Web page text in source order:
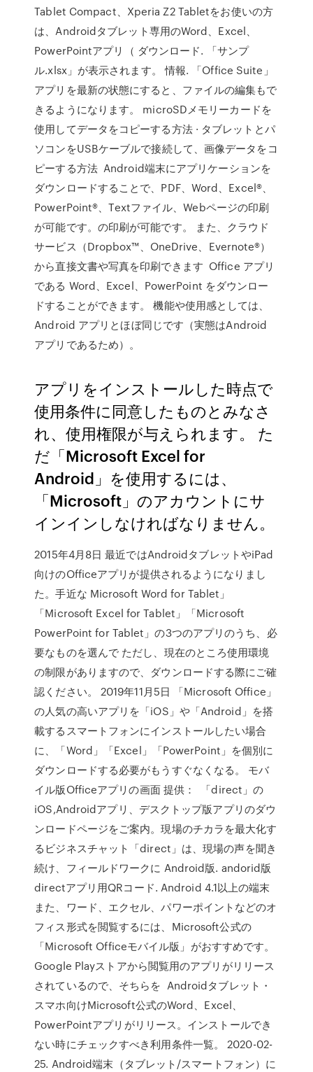
Tablet Compact、Xperia Z2 Tabletをお使いの方
は、Androidタブレット専用のWord、Excel、
PowerPointアプリ（ ダウンロード. 「サンプ
ル.xlsx」が表示されます。 情報. 「Office Suite」
アプリを最新の状態にすると、ファイルの編集もで
きるようになります。 microSDメモリーカードを
使用してデータをコピーする方法 · タブレットとパ
ソコンをUSBケーブルで接続して、画像データをコ
ピーする方法 Android端末にアプリケーションを
ダウンロードすることで、PDF、Word、Excel®、
PowerPoint®、Textファイル、Webページの印刷
が可能です。の印刷が可能です。 また、クラウド
サービス（Dropbox™、OneDrive、Evernote®）
から直接文書や写真を印刷できます Office アプリ
である Word、Excel、PowerPoint をダウンロー
ドすることができます。 機能や使用感としては、
Android アプリとほぼ同じです（実態はAndroid
アプリであるため）。
アプリをインストールした時点で
使用条件に同意したものとみなさ
れ、使用権限が与えられます。 た
だ「Microsoft Excel for
Android」を使用するには、
「Microsoft」のアカウントにサ
インインしなければなりません。
2015年4月8日 最近ではAndroidタブレットやiPad
向けのOfficeアプリが提供されるようになりまし
た。手近な Microsoft Word for Tablet」
「Microsoft Excel for Tablet」「Microsoft
PowerPoint for Tablet」の3つのアプリのうち、必
要なものを選んで ただし、現在のところ使用環境
の制限がありますので、ダウンロードする際にご確
認ください。 2019年11月5日 「Microsoft Office」
の人気の高いアプリを「iOS」や「Android」を搭
載するスマートフォンにインストールしたい場合
に、「Word」「Excel」「PowerPoint」を個別に
ダウンロードする必要がもうすぐなくなる。 モバ
イル版Officeアプリの画面 提供： 「direct」の
iOS,Androidアプリ、デスクトップ版アプリのダウ
ンロードページをご案内。現場のチカラを最大化す
るビジネスチャット「direct」は、現場の声を聞き
続け、フィールドワークに Android版. andorid版
directアプリ用QRコード. Android 4.1以上の端末
また、ワード、エクセル、パワーポイントなどのオ
フィス形式を閲覧するには、Microsoft公式の
「Microsoft Officeモバイル版」がおすすめです。
Google Playストアから閲覧用のアプリがリリース
されているので、そちらを Androidタブレット・
スマホ向けMicrosoft公式のWord、Excel、
PowerPointアプリがリリース。インストールでき
ない時にチェックすべき利用条件一覧。 2020-02-
25. Android端末（タブレット/スマートフォン）に